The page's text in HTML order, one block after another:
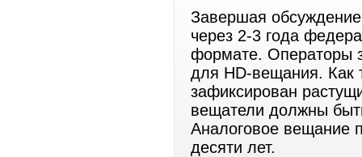
Завершая
через 2-3 года
формате. Операторы
для HD-вещания. Как
зафиксирован
вещатели должны
Аналоговое вещание
десяти лет.